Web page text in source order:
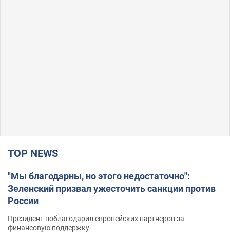
TOP NEWS
"Мы благодарны, но этого недостаточно":
Зеленский призвал ужесточить санкции против
России
Президент поблагодарил европейских партнеров за
финансовую поддержку